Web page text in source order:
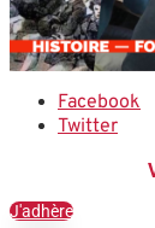
Facebook
Twitter
J'adhère